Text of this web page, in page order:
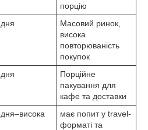
порцію
Масовий ринок,
висока
повторюваність
покупок
Порційне
пакування для
кафе та доставки
має попит у travel-
форматі та